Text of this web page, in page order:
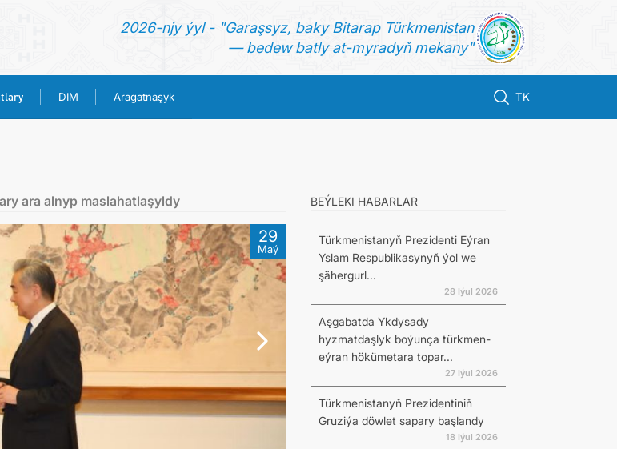
2026-njy ýyl - "Garaşsyz, baky Bitarap Türkmenistan
— bedew batly at-myradyň mekany"
DIM Aragatnaşyk TK
TÜRKMENISTAN
KONSULLYK HYZMATLARY
DIM
ARAGATNAŞYK
ara alnyp maslahatlaşyldy
29
Maý
BEÝLEKI HABARLAR
Türkmenistanyň Prezidenti Eýran
Yslam Respublikasynyň ýol we
şähergurl...
28 Iýul 2026
Aşgabatda Ykdysady
hyzmatdaşlyk boýunça türkmen-
eýran hökümetara topar...
27 Iýul 2026
Türkmenistanyň Prezidentiniň
Gruziýa döwlet sapary başlandy
18 Iýul 2026